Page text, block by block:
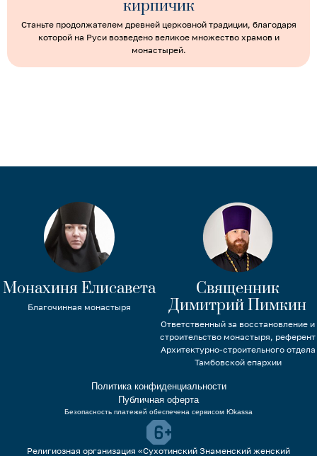
кирпичик
Станьте продолжателем древней церковной традиции, благодаря
которой на Руси возведено великое множество храмов и
монастырей.
Монахиня Елисавета
Благочинная монастыря
Священник
Димитрий Пимкин
Ответственный за восстановление и
строительство монастыря, референт
Архитектурно-строительного отдела
Тамбовской епархии
Политика конфиденциальности
Публичная оферта
Безопасность платежей обеспечена сервисом Юkassa
Религиозная организация «Сухотинский Знаменский женский